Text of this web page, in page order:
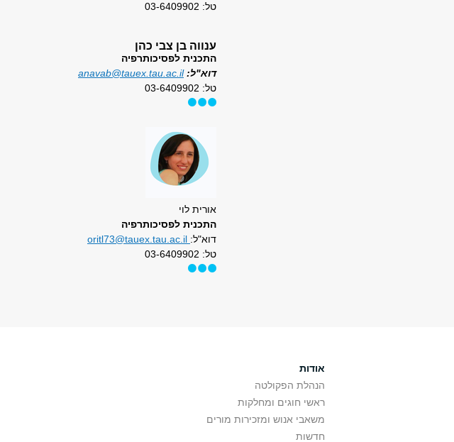
טל: 03-6409902
ענווה בן צבי כהן
התכנית לפסיכותרפיה
דוא"ל:anavab@tauex.tau.ac.il
טל: 03-6409902
אורית לוי
התכנית לפסיכותרפיה
דוא"ל: oritl73@tauex.tau.ac.il
טל: 03-6409902
אודות
הנהלת הפקולטה
ראשי חוגים ומחלקות
משאבי אנוש ומזכירות מורים
חדשות